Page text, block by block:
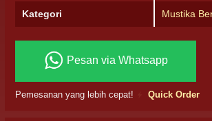
Kategori Mustika
Pesan via Whatsapp
Pemesanan yang lebih cepat! Quick Order